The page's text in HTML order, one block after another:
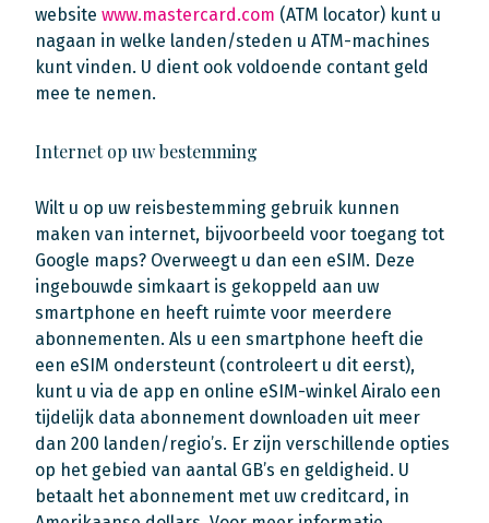
website www.mastercard.com (ATM locator) kunt u
nagaan in welke landen/steden u ATM-machines
kunt vinden. U dient ook voldoende contant geld
mee te nemen.
Internet op uw bestemming
Wilt u op uw reisbestemming gebruik kunnen
maken van internet, bijvoorbeeld voor toegang tot
Google maps? Overweegt u dan een eSIM. Deze
ingebouwde simkaart is gekoppeld aan uw
smartphone en heeft ruimte voor meerdere
abonnementen. Als u een smartphone heeft die
een eSIM ondersteunt (controleert u dit eerst),
kunt u via de app en online eSIM-winkel Airalo een
tijdelijk data abonnement downloaden uit meer
dan 200 landen/regio’s. Er zijn verschillende opties
op het gebied van aantal GB’s en geldigheid. U
betaalt het abonnement met uw creditcard, in